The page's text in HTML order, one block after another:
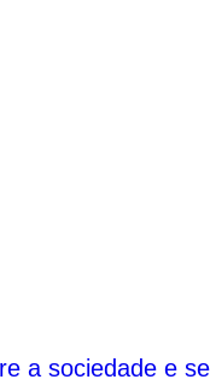
a sociedade e